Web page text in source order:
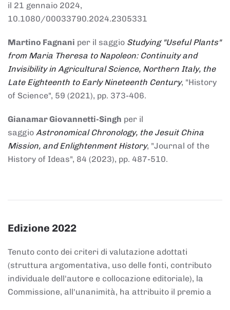
il 21 gennaio 2024,
10.1080/00033790.2024.2305331
Martino Fagnani per il saggio Studying "Useful Plants"
from Maria Theresa to Napoleon: Continuity and
Invisibility in Agricultural Science, Northern Italy, the
Late Eighteenth to Early Nineteenth Century, "History
of Science", 59 (2021), pp. 373-406.
Gianamar Giovannetti-Singh per il
saggio Astronomical Chronology, the Jesuit China
Mission, and Enlightenment History, "Journal of the
History of Ideas", 84 (2023), pp. 487-510.
Edizione 2022
Tenuto conto dei criteri di valutazione adottati
(struttura argomentativa, uso delle fonti, contributo
individuale dell'autore e collocazione editoriale), la
Commissione, all'unanimità, ha attribuito il premio a